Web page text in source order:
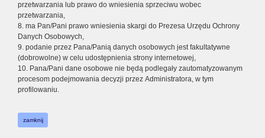
przetwarzania lub prawo do wniesienia sprzeciwu wobec
przetwarzania,
8. ma Pan/Pani prawo wniesienia skargi do Prezesa Urzędu Ochrony
Danych Osobowych,
9. podanie przez Pana/Panią danych osobowych jest fakultatywne
(dobrowolne) w celu udostępnienia strony internetowej,
10. Pana/Pani dane osobowe nie będą podlegały zautomatyzowanym
procesom podejmowania decyzji przez Administratora, w tym
profilowaniu.
zamknij